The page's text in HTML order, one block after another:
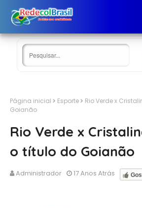
Página inicial Esporte
Rio Verde x
Goianão
Rio Verde x
o título do Goianão
Administrador 17 Anos Atrás